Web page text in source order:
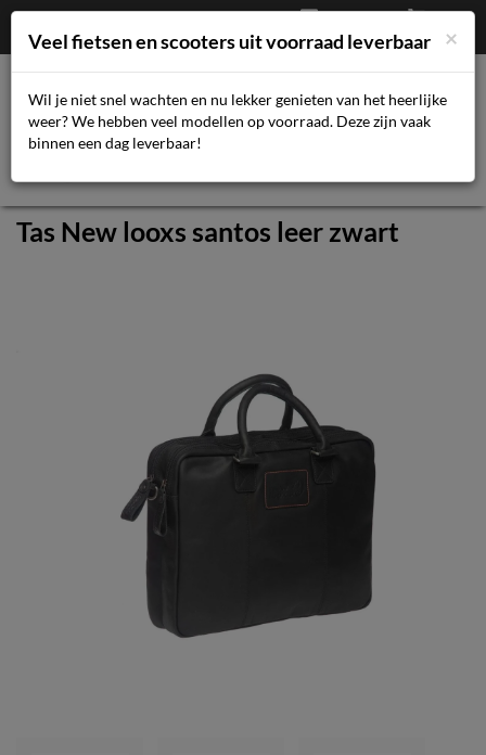
€0,00
Afrekenen
Mijn account
Tas New looxs santos leer zwart
×
Veel fietsen en scooters uit voorraad leverbaar
Wil je niet snel wachten en nu lekker genieten van het heerlijke
weer? We hebben veel modellen op voorraad. Deze zijn vaak
binnen een dag leverbaar!